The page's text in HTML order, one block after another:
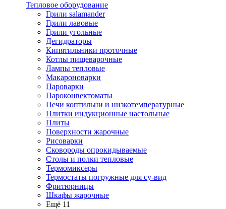
Тепловое оборудование
Грили salamander
Грили лавовые
Грили угольные
Дегидраторы
Кипятильники проточные
Котлы пищеварочные
Лампы тепловые
Макароноварки
Пароварки
Пароконвектоматы
Печи коптильни и низкотемпературные
Плитки индукционные настольные
Плиты
Поверхности жарочные
Рисоварки
Сковороды опрокидываемые
Столы и полки тепловые
Термомиксеры
Термостаты погружные для су-вид
Фритюрницы
Шкафы жарочные
Ещё 11